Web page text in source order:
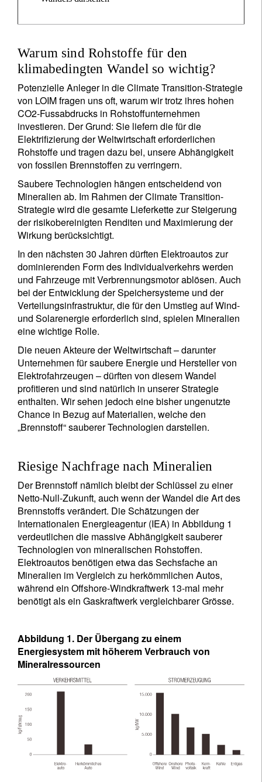
Warum sind Rohstoffe für den
klimabedingten Wandel so wichtig?
Potenzielle Anleger in die Climate Transition-Strategie
von LOIM fragen uns oft, warum wir trotz ihres hohen
CO2-Fussabdrucks in Rohstoffunternehmen
investieren. Der Grund: Sie liefern die für die
Elektrifizierung der Weltwirtschaft erforderlichen
Rohstoffe und tragen dazu bei, unsere Abhängigkeit
von fossilen Brennstoffen zu verringern.
Saubere Technologien hängen entscheidend von
Mineralien ab. Im Rahmen der Climate Transition-
Strategie wird die gesamte Lieferkette zur Steigerung
der risikobereinigten Renditen und Maximierung der
Wirkung berücksichtigt.
In den nächsten 30 Jahren dürften Elektroautos zur
dominierenden Form des Individualverkehrs werden
und Fahrzeuge mit Verbrennungsmotor ablösen. Auch
bei der Entwicklung der Speichersysteme und der
Verteilungsinfrastruktur, die für den Umstieg auf Wind-
und Solarenergie erforderlich sind, spielen Mineralien
eine wichtige Rolle.
Die neuen Akteure der Weltwirtschaft – darunter
Unternehmen für saubere Energie und Hersteller von
Elektrofahrzeugen – dürften von diesem Wandel
profitieren und sind natürlich in unserer Strategie
enthalten. Wir sehen jedoch eine bisher ungenutzte
Chance in Bezug auf Materialien, welche den
„Brennstoff“ sauberer Technologien darstellen.
Riesige Nachfrage nach Mineralien
Der Brennstoff nämlich bleibt der Schlüssel zu einer
Netto-Null-Zukunft, auch wenn der Wandel die Art des
Brennstoffs verändert. Die Schätzungen der
Internationalen Energieagentur (IEA) in Abbildung 1
verdeutlichen die massive Abhängigkeit sauberer
Technologien von mineralischen Rohstoffen.
Elektroautos benötigen etwa das Sechsfache an
Mineralien im Vergleich zu herkömmlichen Autos,
während ein Offshore-Windkraftwerk 13-mal mehr
benötigt als ein Gaskraftwerk vergleichbarer Grösse.
Abbildung 1. Der Übergang zu einem
Energiesystem mit höherem Verbrauch von
Mineralressourcen